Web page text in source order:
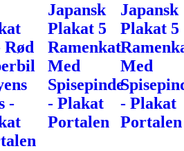
Rød
-
Japansk
Plakat 5
Ramenkat
Med
Spisepinde
- Plakat
Portalen
Japansk
Plakat 5
Med
- Plakat
Portalen